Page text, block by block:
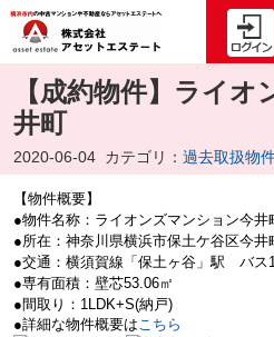
【成約物件】ライ
井町
2020-06-04 カテゴリ： 過去取扱物
【物件概要】
●物件名称：ライオンズマンション今井
●所在：神奈川県横浜市保土ケ谷区今井
●交通：横須賀線「保土ヶ谷」駅 バス
●専有面積：壁芯53.06㎡
●間取り：1LDK+S(納戸)
●詳細な物件概要はこちら